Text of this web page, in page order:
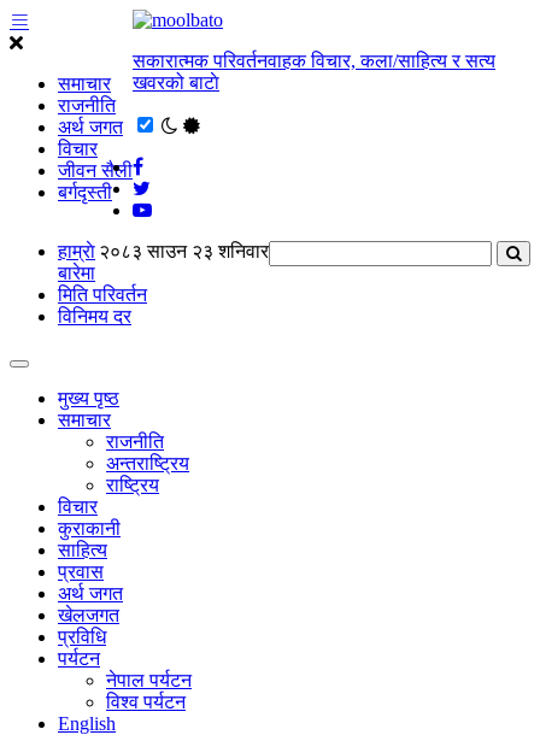
समाचार
राजनीति
अर्थ जगत
विचार
जीवन सैली
बर्गदृस्ती
सकारात्मक परिवर्तनवाहक विचार, कला/साहित्य र सत्य
खवरको बाटाे
२०८३ साउन २३ शनिवार
हाम्राे
बारेमा
मिति परिवर्तन
विनिमय दर
मुख्य पृष्ठ
समाचार
राजनीति
अन्तराष्ट्रिय
राष्ट्रिय
विचार
कुराकानी
साहित्य
प्रवास
अर्थ जगत
खेलजगत
प्रविधि
पर्यटन
नेपाल पर्यटन
विश्व पर्यटन
English